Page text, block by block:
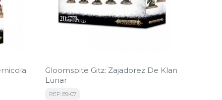
Gloomspite Gitz: Zajadorez De Klan
Lunar
REF: 89-07